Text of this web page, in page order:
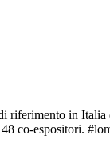
riferimento in
co-espositori.